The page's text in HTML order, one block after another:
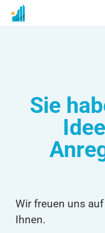
Sie
Wir freuen uns
Ihnen.